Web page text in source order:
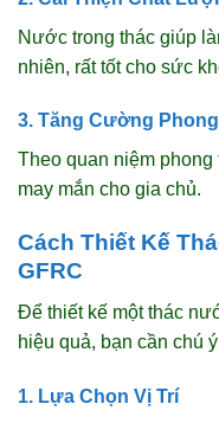
Nước trong thác giúp
nhiên, rất tốt cho sức
3. Tăng Cường
Theo quan niệm
may mắn cho gia chủ.
Cách Thiết Kế
GFRC
Để thiết kế một thác
hiệu quả, bạn cần chú
1. Lựa Chọn Vị Trí